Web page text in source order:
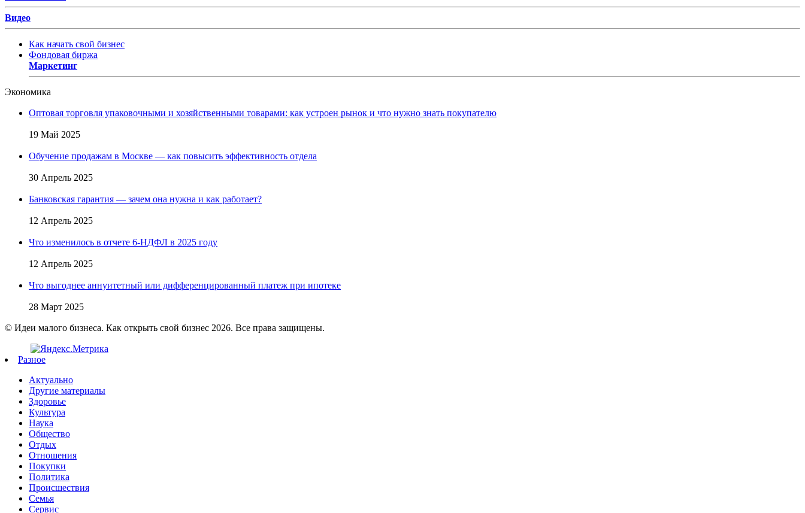
Видео
Как начать свой бизнес
Фондовая биржа
Маркетинг
Экономика
Оптовая торговля упаковочными и хозяйственными товарами: как устроен рынок и что нужно знать покупателю
19 Май 2025
Обучение продажам в Москве — как повысить эффективность отдела
30 Апрель 2025
Банковская гарантия — зачем она нужна и как работает?
12 Апрель 2025
Что изменилось в отчете 6-НДФЛ в 2025 году
12 Апрель 2025
Что выгоднее аннуитетный или дифференцированный платеж при ипотеке
28 Март 2025
© Идеи малого бизнеса. Как открыть свой бизнес 2026. Все права защищены.
Разное
Актуально
Другие материалы
Здоровье
Культура
Наука
Общество
Отдых
Отношения
Покупки
Политика
Происшествия
Семья
Сервис